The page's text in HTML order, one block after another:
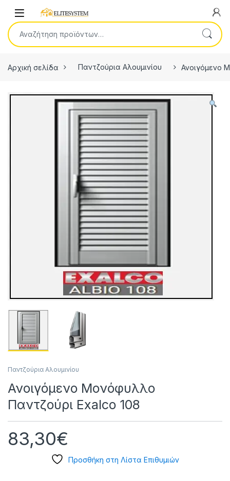
Open
Αναζήτηση για:
Αρχική σελίδα Παντζούρια Αλουμινίου Ανοιγόμενο
Παντζούρια Αλουμινίου
Ανοιγόμενο Μονόφυλλο
Παντζούρι Exalco 108
83,30€
Προσθήκη στη Λίστα Επιθυμιών